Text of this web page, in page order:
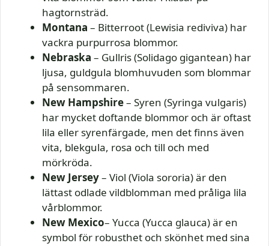
hagtornsträd.
Montana – Bitterroot (Lewisia rediviva) har
vackra purpurrosa blommor.
Nebraska – Gullris (Solidago gigantean) har
ljusa, guldgula blomhuvuden som blommar
på sensommaren.
New Hampshire– Syren (Syringa vulgaris)
har mycket doftande blommor och är oftast
lila eller syrenfärgade, men det finns även
vita, blekgula, rosa och till och med
mörkröda.
New Jersey– Viol (Viola sororia) är den
lättast odlade vildblomman med pråliga lila
vårblommor.
New Mexico– Yucca (Yucca glauca) är en
symbol för robusthet och skönhet med sina